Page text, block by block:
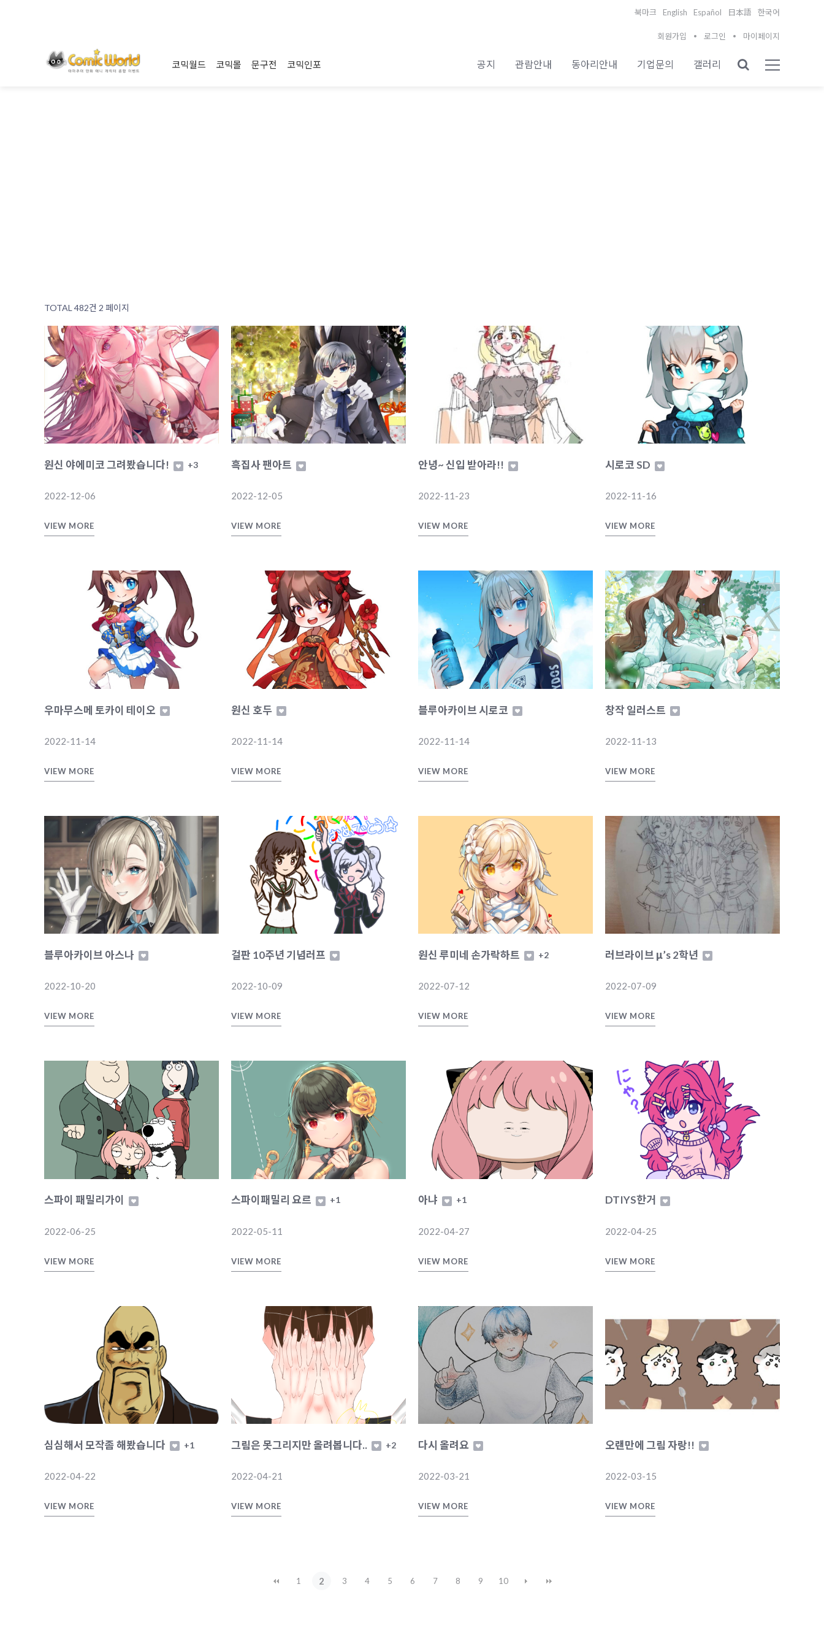
북마크 English Español 日本語 한국어
회원가입 로그인 마이페이지
코믹월드 코믹몰 문구전 코믹인포 공지 관람안내 동아리안내 기업문의 갤러리
TOTAL 482건 2 페이지
원신 야에미코 그려봤습니다! +3
2022-12-06
VIEW MORE
흑집사 팬아트
2022-12-05
VIEW MORE
안녕~ 신입 받아라!!
2022-11-23
VIEW MORE
시로코 SD
2022-11-16
VIEW MORE
우마무스메 토카이 테이오
2022-11-14
VIEW MORE
원신 호두
2022-11-14
VIEW MORE
블루아카이브 시로코
2022-11-14
VIEW MORE
창작 일러스트
2022-11-13
VIEW MORE
블루아카이브 아스나
2022-10-20
VIEW MORE
걸판 10주년 기념러프
2022-10-09
VIEW MORE
원신 루미네 손가락하트 +2
2022-07-12
VIEW MORE
러브라이브 μ’s 2학년
2022-07-09
VIEW MORE
스파이 패밀리가이
2022-06-25
VIEW MORE
스파이패밀리 요르 +1
2022-05-11
VIEW MORE
아냐 +1
2022-04-27
VIEW MORE
DTIYS한거
2022-04-25
VIEW MORE
심심해서 모작좀 해봤습니다 +1
2022-04-22
VIEW MORE
그림은 못그리지만 올려봅니다.. +2
2022-04-21
VIEW MORE
다시 올려요
2022-03-21
VIEW MORE
오랜만에 그림 자랑!!
2022-03-15
VIEW MORE
1 2 3 4 5 6 7 8 9 10